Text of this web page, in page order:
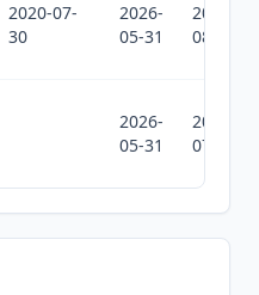
2020-07-
30
2026-
05-31
2026-
08-01
2026-
05-31
2026-
07-10